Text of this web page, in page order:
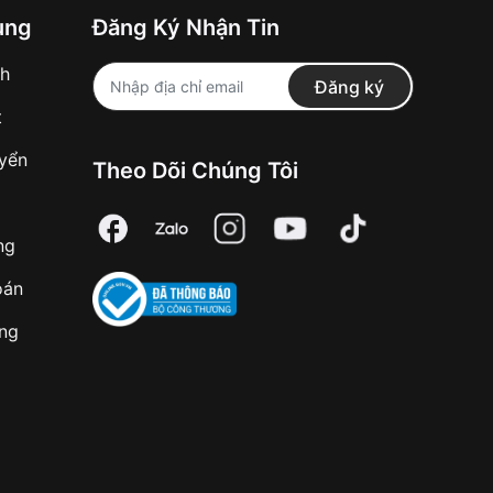
Đăng Ký Nhận Tin
Đăng ký
Theo Dõi Chúng Tôi